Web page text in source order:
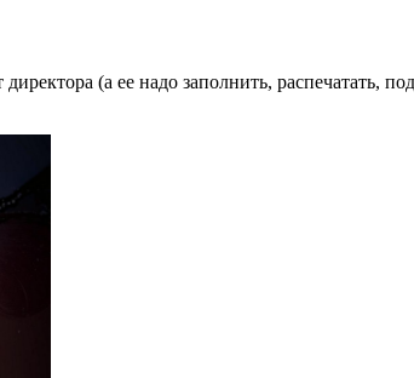
(а ее надо заполнить, распечатать,